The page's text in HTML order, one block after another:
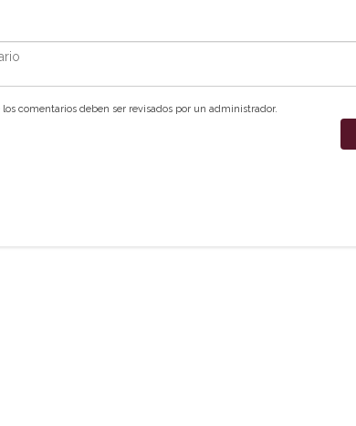
los comentarios deben ser revisados por un administrador.